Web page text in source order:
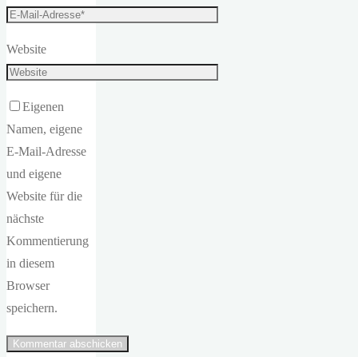
Website
Eigenen
Namen, eigene
E-Mail-Adresse
und eigene
Website für die
nächste
Kommentierung
in diesem
Browser
speichern.